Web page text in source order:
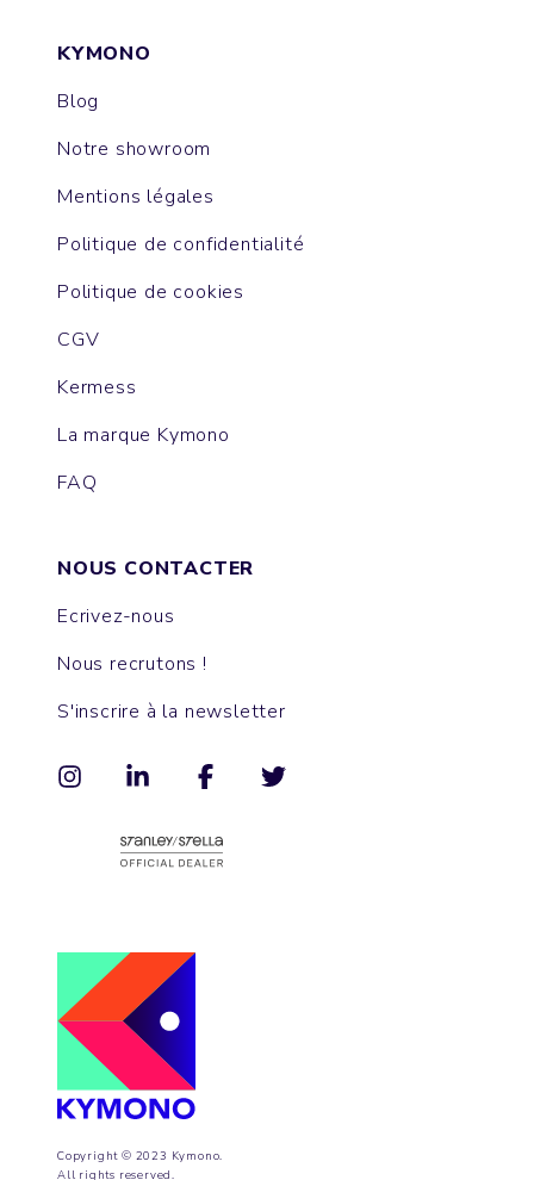
Copyright © 2023 Kymono.
All rights reserved.
KYMONO
Blog
Notre showroom
Mentions légales
Politique de confidentialité
Politique de cookies
CGV
Kermess
La marque Kymono
FAQ
NOUS CONTACTER
Ecrivez-nous
Nous recrutons !
S'inscrire à la newsletter